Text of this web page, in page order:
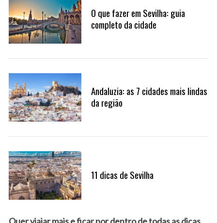
O que fazer em Sevilha: guia
completo da cidade
Andaluzia: as 7 cidades mais lindas
da região
11 dicas de Sevilha
S
a